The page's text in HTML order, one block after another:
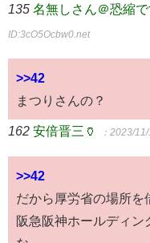
135 名無しさん＠恐縮で
ID:3cO5Ocbw0.net
>>42
まつりさんの？
162 安倍晋三🏺 ：2023/
>>42
だから厚労省の場所を
阪急阪神ホールディン